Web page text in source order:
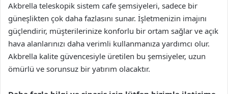
Akbrella teleskopik sistem cafe şemsiyeleri, sadece bir
güneşlikten çok daha fazlasını sunar. İşletmenizin imajını
güçlendirir, müşterilerinize konforlu bir ortam sağlar ve açık
hava alanlarınızı daha verimli kullanmanıza yardımcı olur.
Akbrella kalite güvencesiyle üretilen bu şemsiyeler, uzun
ömürlü ve sorunsuz bir yatırım olacaktır.